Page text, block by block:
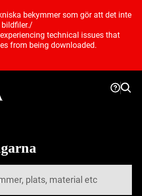
bekymmer som gör att det inte
/
technical issues that
from being downloaded.